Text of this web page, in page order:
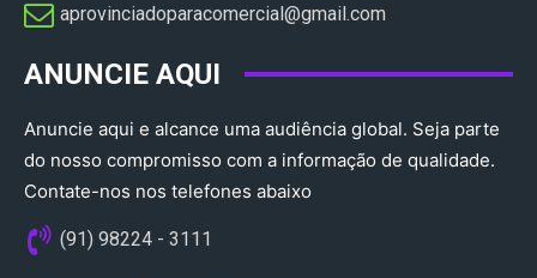
aprovinciadoparacomercial@gmail.com​
ANUNCIE AQUI
Anuncie aqui e alcance uma audiência global. Seja parte
do nosso compromisso com a informação de qualidade.
Contate-nos nos telefones abaixo
(91) 98224 - 3111